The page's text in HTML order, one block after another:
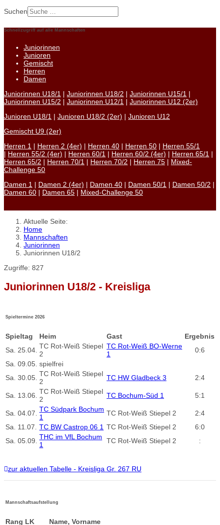
Suchen
Schnellzugriff auf alle Mannschaften
Juniorinnen
Junioren
Gemischt
Herren
Damen
Juniorinnen U18/1 | Juniorinnen U18/2 | Juniorinnen U15/1 |
Juniorinnen U15/2 | Juniorinnen U12/1 | Juniorinnen U12 (2er)
Junioren U18/1 | Junioren U18/2 (2er) | Junioren U12
Gemischt U9 (2er)
Herren 1 | Herren 2 (4er) | Herren 40 | Herren 50 | Herren 55/1
| Herren 55/2 (4er) | Herren 60/1 | Herren 60/2 (4er) | Herren 65/1 |
Herren 65/2 | Herren 70/1 | Herren 70/2 | Herren 75 | Mixed-
Challenge 50
Damen 1 | Damen 2 (4er) | Damen 40 | Damen 50/1 | Damen 50/2 |
Damen 60 | Damen 65 | Mixed-Challenge 50
Aktuelle Seite:
Home
Mannschaften
Juniorinnen
Juniorinnen U18/2
Zugriffe: 827
Juniorinnen U18/2 - Kreisliga
Spieltermine 2026
Spieltag Heim Gast
Ergebnis
Sa.
25.04. TC Rot-Weiß Stiepel
2
TC Rot-Weiß BO-Werne
1
0:6
Sa. 09.05. spielfrei
Sa. 30.05. TC Rot-Weiß Stiepel
2
TC HW Gladbeck 3 2:4
Sa. 13.06. TC Rot-Weiß Stiepel
2
TC Bochum-Süd 1 5:1
Sa. 04.07. TC Südpark Bochum
1
TC Rot-Weiß Stiepel 2
2:4
Sa.
11.07. TC BW Castrop 06 1 TC Rot-Weiß Stiepel 2
6:0
Sa. 05.09. THC im VfL Bochum
1
TC Rot-Weiß Stiepel 2 :
zur aktuellen Tabelle - Kreisliga Gr. 267 RU
Mannschaftsaufstellung
Rang LK Name, Vorname